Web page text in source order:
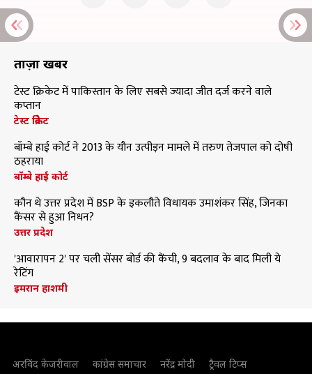
ताज़ा खबरें
टेस्ट क्रिकेट में पाकिस्तान के लिए सबसे ज्यादा जीत दर्ज करने वाले
कप्तान
टेस्ट क्रिकेट
बॉम्बे हाई कोर्ट ने 2013 के यौन उत्पीड़न मामले में तरुण तेजपाल को दोषी
ठहराया
बॉम्बे हाई कोर्ट
कौन थे उत्तर प्रदेश में BSP के इकलौते विधायक उमाशंकर सिंह, जिनका
कैंसर से हुआ निधन?
उत्तर प्रदेश
'आवारापन 2' पर चली सेंसर बोर्ड की कैंची, 9 बदलाव के बाद मिली ये
रेटिंग
इमरान हाशमी
अरविंद केजरीवाल कांग्रेस समाचार नरेंद्र मोदी ट्रैवल टिप्स